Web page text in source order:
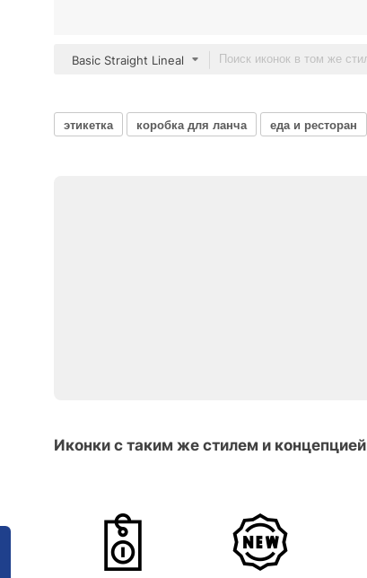
Basic Straight Lineal
этикетка коробка для ланча еда и ресторан
Иконки с таким же стилем и концепцией